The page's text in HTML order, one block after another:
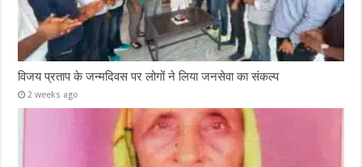
विजय प्रताप के जन्मदिवस पर लोगों ने लिया जनसेवा का संकल्प
2 weeks ago